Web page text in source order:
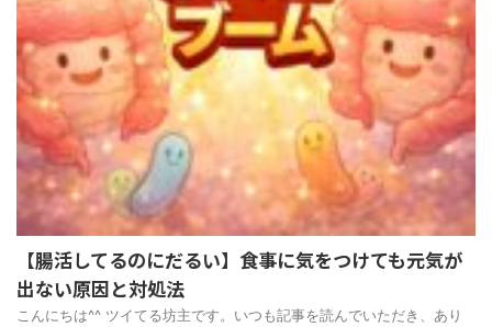
【腸活してるのにだるい】食事に気をつけても元気が
出ない原因と対処法
こんにちは^^ ツイてる坊主です。いつも記事を読んでいただき、あり